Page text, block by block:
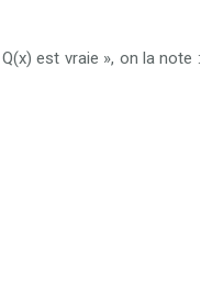
est vraie », on la note :